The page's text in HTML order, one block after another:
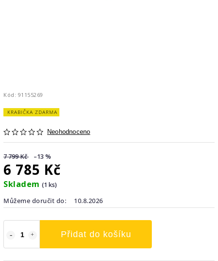
Kód: 91155269
KRABIČKA ZDARMA
Neohodnoceno
7 799 Kč –13 %
6 785 Kč
Skladem (1 ks)
Můžeme doručit do:
10.8.2026
Přidat do košíku